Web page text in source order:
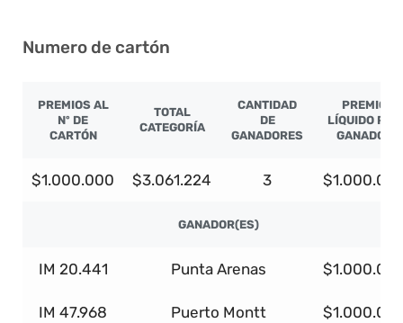
Numero de cartón
PREMIOS AL
Nº DE
CARTÓN
TOTAL
CATEGORÍA
CANTIDAD
DE
GANADORES
PREMIO
LÍQUIDO POR
GANADOR
$1.000.000 $3.061.224 3
GANADOR(ES)
IM 20.441 Punta Arenas
IM 47.968 Puerto Montt